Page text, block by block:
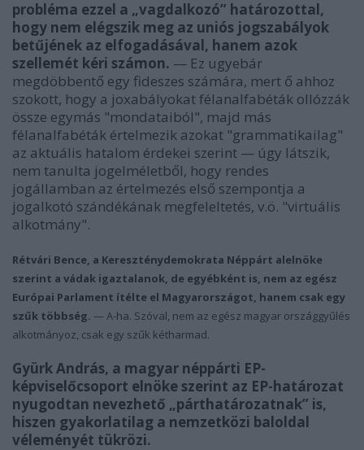
probléma ezzel a „vagdalkozó” határozottal,
hogy nem elégszik meg az uniós jogszabályok
betűjének az elfogadásával, hanem azok
szellemét kéri számon. — Ez ugyebár
megdöbbentő egy fideszes számára, mert ő ahhoz
szokott, hogy a joxabályokat félanalfabéták ollózzák
össze egymás "mondataiból", majd más
félanalfabéták értelmezik azokat "grammatikailag"
az aktuális hatalom érdekei szerint — úgy látszik,
nem tanulta jogelméletből, hogy rendes
jogállamban az értelmezés első szempontja a
jogalkotó szándékának megfeleltetés, v.ö. "virtuális
alkotmány".
Rétvári Bence, a Kereszténydemokrata Néppárt alelnöke
szerint a vádak igaztalanok, de egyébként is, nem az egész
Európai Parlament ítélte el Magyarországot, hanem csak egy
szűk többség. — A-ha. Szóval, nem az egész magyar országgyűlés
alkotmányoz, csak egy szűk kétharmad.
Gyürk András, a magyar néppárti EP-
képviselőcsoport elnöke szerint az EP-határozat
nyugodtan nevezhető „párthatározatnak” is,
hiszen gyakorlatilag a nemzetközi baloldal
véleményét tükrözi.